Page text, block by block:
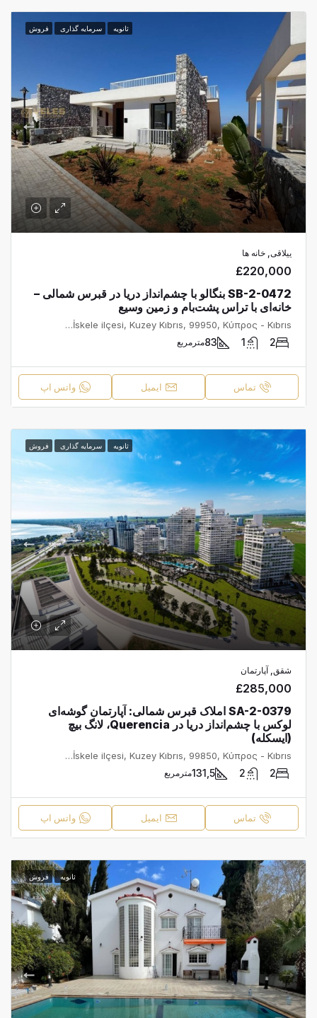
ثانویه سرمایه گذاری فروش
ییلاقی, خانه ها
£220,000
SB-2-0472 بنگالو با چشم‌انداز دریا در قبرس شمالی –
خانه‌ای با تراس پشت‌بام و زمین وسیع
Kalamia, Yenierenköy, Erenköy-Karpaz Belediyesi, İskele ilçesi, Kuzey Kıbrıs, 99950, Κύπρος - Kıbrıs
2
83مترمربع
تماس ایمیل واتس اپ
ثانویه سرمایه گذاری فروش
شقق, آپارتمان
£285,000
SA-2-0379 املاک قبرس شمالی: آپارتمان گوشه‌ای
لوکس با چشم‌انداز دریا در Querencia، لانگ بیچ
(ایسکله)
İskele, İskele Belediyesi, İskele ilçesi, Kuzey Kıbrıs, 99850, Κύπρος - Kıbrıs
2
2
131,5 مترمربع
تماس ایمیل واتس اپ
ثانویه فروش